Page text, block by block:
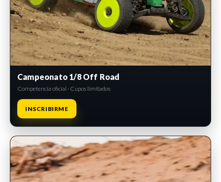
Campeonato 1/8 Off Road
Competencia oficial · Cupos limitados
INSCRIBIRME
INSCRIPCIONES ABIERTAS